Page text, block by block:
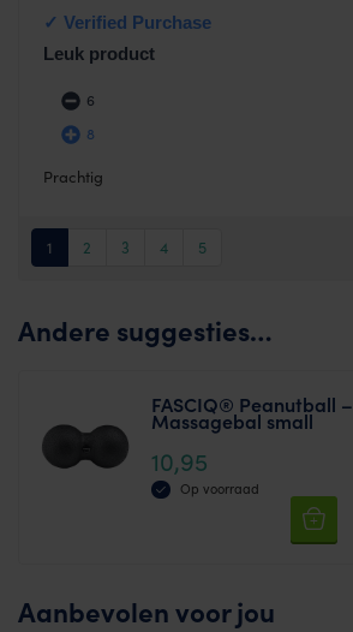
Leuk product
6
8
Prachtig
1 2 3 4 5
Andere suggesties…
FASCIQ® Peanutball –
Massagebal small
10,95
Op voorraad
Aanbevolen voor jou